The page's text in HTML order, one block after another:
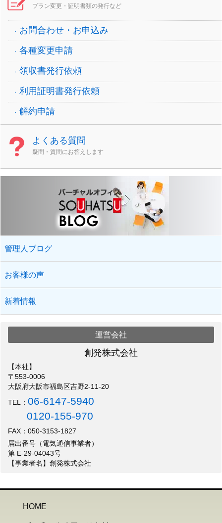
プラン変更・証明書類の発行など
お問合わせ・お申込み
各種変更申請
領収書発行依頼
利用証明書発行依頼
解約申請
よくある質問
疑問・質問にお答えします
管理人ブログ
お客様の声
新着情報
運営会社
創発株式会社
【本社】
〒553-0006
大阪府大阪市福島区吉野2-11-20
TEL：06-6147-5940
0120-155-970
FAX：050-3153-1827
届出番号（電気通信事業者）
第 E-29-04043号
【事業者名】創発株式会社
HOME